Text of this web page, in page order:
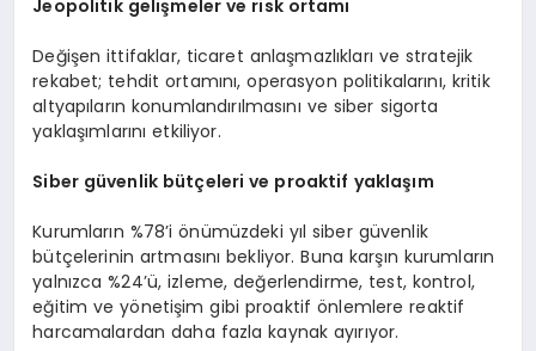
Jeopolitik gelişmeler ve risk ortamı
Değişen ittifaklar, ticaret anlaşmazlıkları ve stratejik
rekabet; tehdit ortamını, operasyon politikalarını, kritik
altyapıların konumlandırılmasını ve siber sigorta
yaklaşımlarını etkiliyor.
Siber güvenlik bütçeleri ve proaktif yaklaşım
Kurumların %78’i önümüzdeki yıl siber güvenlik
bütçelerinin artmasını bekliyor. Buna karşın kurumların
yalnızca %24’ü, izleme, değerlendirme, test, kontrol,
eğitim ve yönetişim gibi proaktif önlemlere reaktif
harcamalardan daha fazla kaynak ayırıyor.